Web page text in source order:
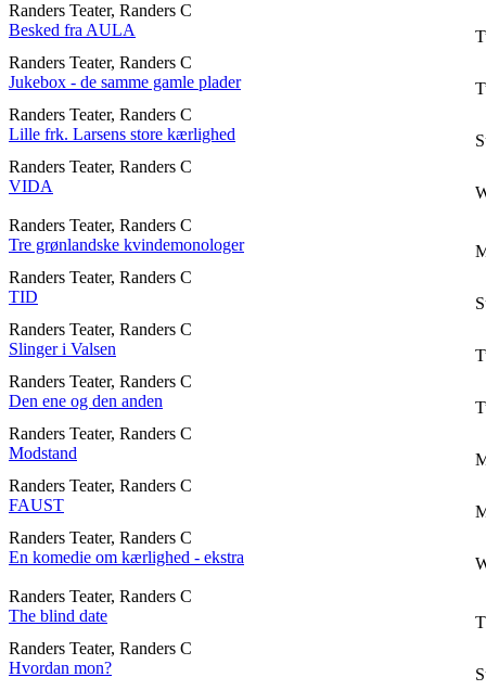
Randers Teater, Randers C
Besked fra AULA
Randers Teater, Randers C
Jukebox - de samme gamle plader
Randers Teater, Randers C
Lille frk. Larsens store kærlighed
Randers Teater, Randers C
VIDA
Randers Teater, Randers C
Tre grønlandske kvindemonologer
Randers Teater, Randers C
TID
Randers Teater, Randers C
Slinger i Valsen
Randers Teater, Randers C
Den ene og den anden
Randers Teater, Randers C
Modstand
Randers Teater, Randers C
FAUST
Randers Teater, Randers C
En komedie om kærlighed - ekstra
Randers Teater, Randers C
The blind date
Randers Teater, Randers C
Hvordan mon?